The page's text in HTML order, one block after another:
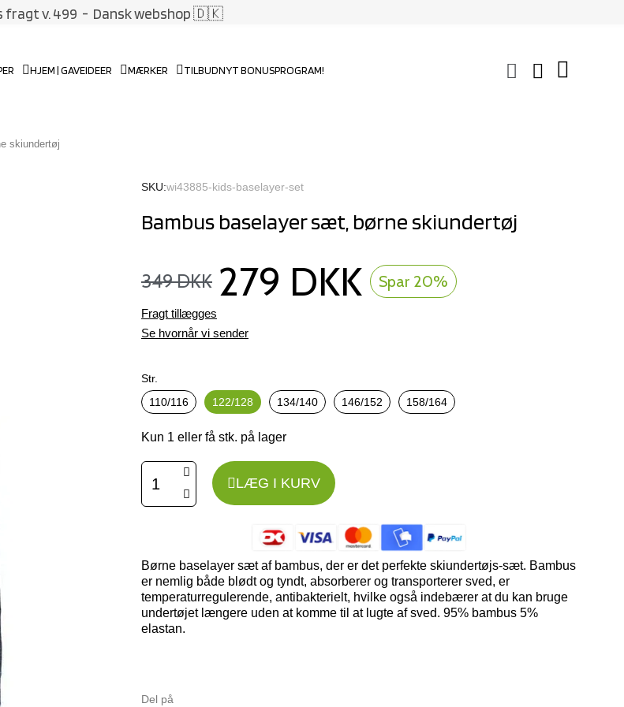
fragt v. 499 - Dansk webshop 🇩🇰
HJEM | GAVEIDEER MÆRKER TILBUDNYT BONUSPROGRAM!
skiundertøj
SKU wi43885-kids-baselayer-set
Bambus baselayer sæt, børne skiundertøj
349 DKK 279 DKK Spar 20%
Fragt tillægges
Se hvornår vi sender
Str.
110/116
122/128 134/140 146/152 158/164
Kun 1 eller få stk. på lager
LÆG I KURV
Børne baselayer sæt af bambus, der er det perfekte skiundertøjs-sæt. Bambus
er nemlig både blødt og tyndt, absorberer og transporterer sved, er
temperaturregulerende, antibakterielt, hvilke også indebærer at du kan bruge
undertøjet længere uden at komme til at lugte af sved. 95% bambus 5%
elastan.
Del på